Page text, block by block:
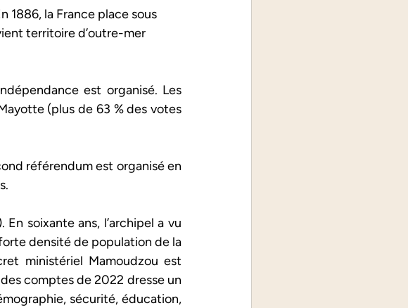
1886, la France place sous
territoire d’outre-mer
est organisé. Les
(plus de 63 % des votes
référendum est organisé en
En soixante ans, l’archipel a vu
densité de population de la
ministériel Mamoudzou est
comptes de 2022 dresse un
sécurité, éducation,